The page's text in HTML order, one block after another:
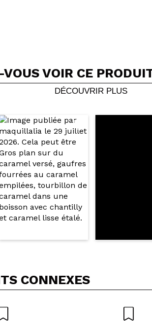
une vidéo ou une photo
vidéo pourrait être la première. Imaginez...
Oui Non
VOIR CE
DÉCOUVRIR PLUS
CONNEXES